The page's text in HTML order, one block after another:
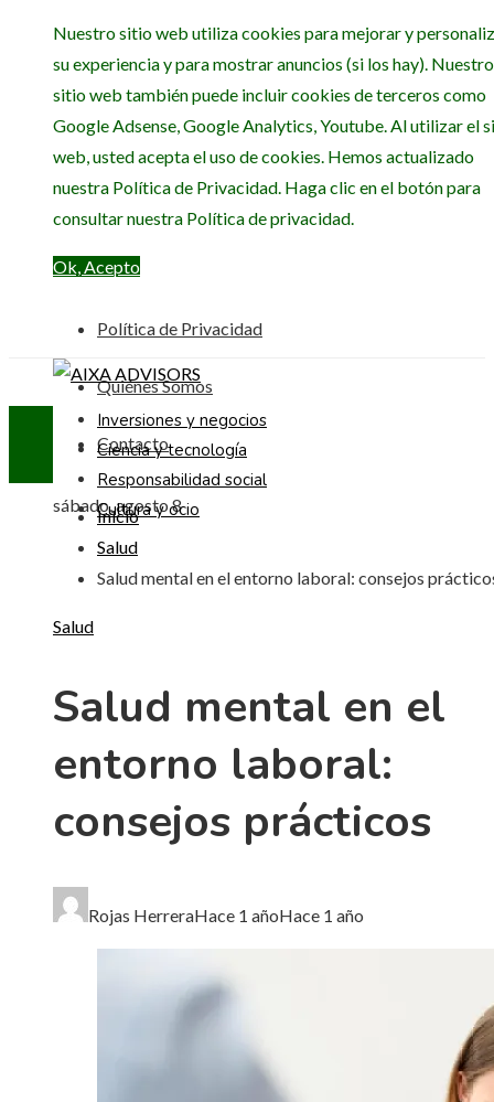
Nuestro sitio web utiliza cookies para mejorar y
su experiencia y para mostrar anuncios (si los hay). Nuestro
sitio web también puede incluir cookies de terceros como
Google Adsense, Google Analytics, Youtube. Al utilizar el
web, usted acepta el uso de cookies. Hemos actualizado
nuestra Política de Privacidad. Haga clic en el botón para
consultar nuestra Política de privacidad.
Ok, Acepto
Política de Privacidad
Quiénes Somos
Contacto
sábado, agosto 8
Inversiones y negocios
Ciencia y tecnología
Responsabilidad social
Cultura y ocio
Inicio
Salud
Salud mental en el entorno laboral: consejos
Salud
Salud mental en el
entorno laboral:
consejos prácticos
Rojas HerreraHace 1 añoHace 1 año